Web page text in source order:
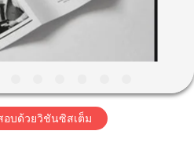
อบด้วยวิชันซิสเต็ม